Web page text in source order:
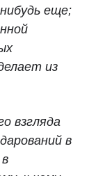
еще;
из
взгляда
в